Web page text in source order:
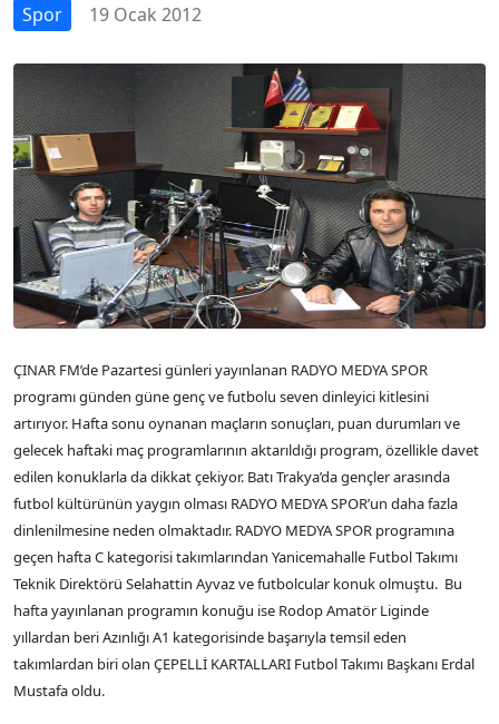
Spor 19 Ocak 2012
ÇINAR FM’de Pazartesi günleri yayınlanan RADYO MEDYA SPOR
programı günden güne genç ve futbolu seven dinleyici kitlesini
artırıyor. Hafta sonu oynanan maçların sonuçları, puan durumları ve
gelecek haftaki maç programlarının aktarıldığı program, özellikle davet
edilen konuklarla da dikkat çekiyor. Batı Trakya’da gençler arasında
futbol kültürünün yaygın olması RADYO MEDYA SPOR’un daha fazla
dinlenilmesine neden olmaktadır. RADYO MEDYA SPOR programına
geçen hafta C kategorisi takımlarından Yanicemahalle Futbol Takımı
Teknik Direktörü Selahattin Ayvaz ve futbolcular konuk olmuştu. Bu
hafta yayınlanan programın konuğu ise Rodop Amatör Liginde
yıllardan beri Azınlığı A1 kategorisinde başarıyla temsil eden
takımlardan biri olan ÇEPELLİ KARTALLARI Futbol Takımı Başkanı Erdal
Mustafa oldu.